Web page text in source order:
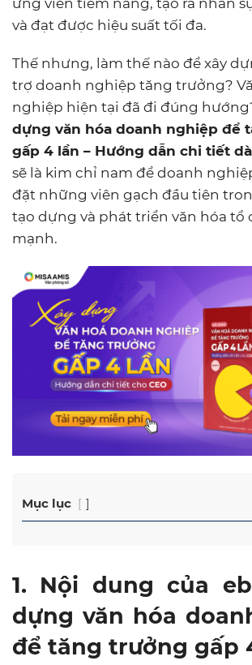
ứng viên tiềm năng, tạo ra nhân
và đạt được hiệu suất tối đa.
Thế nhưng, làm thế nào để xây
trợ doanh nghiệp tăng trưởng?
nghiệp hiện tại đã đi đúng
dựng văn hóa doanh nghiệp để
gấp 4 lần – Hướng dẫn chi tiết
sẽ là kim chỉ nam để doanh
đặt những viên gạch đầu tiên
tạo dựng và phát triển văn hóa tổ
mạnh.
Mục lục
1. Nội dung của
dựng văn hóa
để tăng trưởng gấp